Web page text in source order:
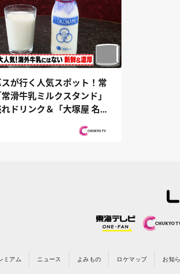
が行く人気スポット！常
滑牛乳ミルクスタンド」
ドリンク＆「大塚屋 名古
ミアム ニュース よみもの ロケマップ お知